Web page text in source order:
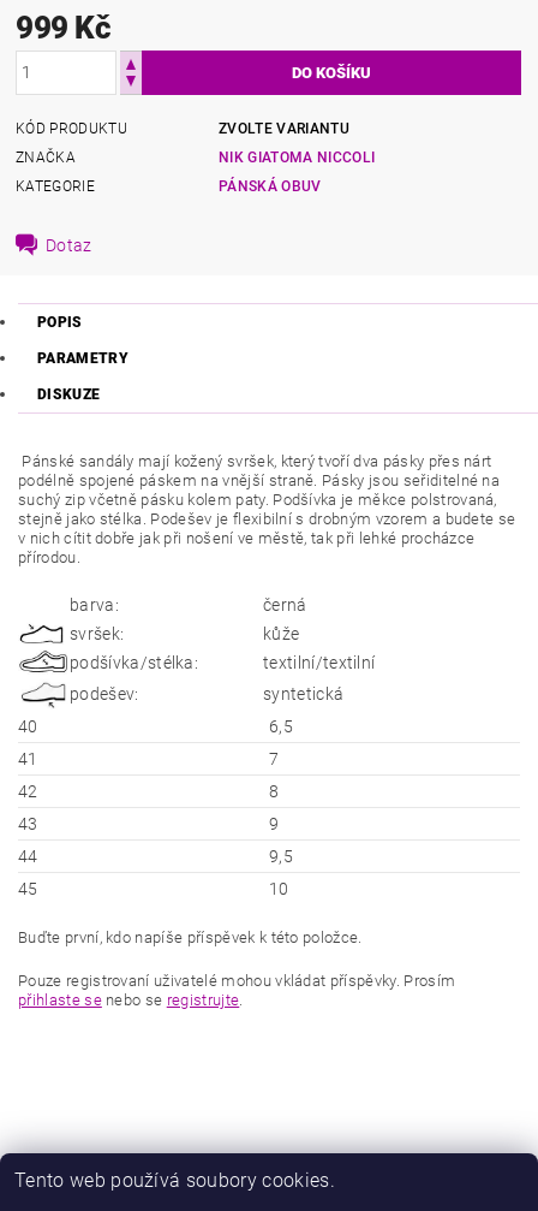
999 Kč
KÓD PRODUKTU
ZVOLTE VARIANTU
ZNAČKA
NIK GIATOMA NICCOLI
KATEGORIE
PÁNSKÁ OBUV
Dotaz
POPIS
PARAMETRY
DISKUZE
Pánské sandály mají kožený svršek, který tvoří dva pásky přes nárt
podélně spojené páskem na vnější straně. Pásky jsou seřiditelné na
suchý zip včetně pásku kolem paty. Podšívka je měkce polstrovaná,
stejně jako stélka. Podešev je flexibilní s drobným vzorem a budete se
v nich cítit dobře jak při nošení ve městě, tak při lehké procházce
přírodou.
barva:
černá
svršek:
kůže
podšívka/stélka:
textilní/textilní
podešev:
syntetická
40
6,5
41
7
42
8
43
9
44
9,5
45
10
Buďte první, kdo napíše příspěvek k této položce.
Pouze registrovaní uživatelé mohou vkládat příspěvky. Prosím
přihlaste senebo se registrujte.
Heureka.cz
Tento web používá soubory cookies.